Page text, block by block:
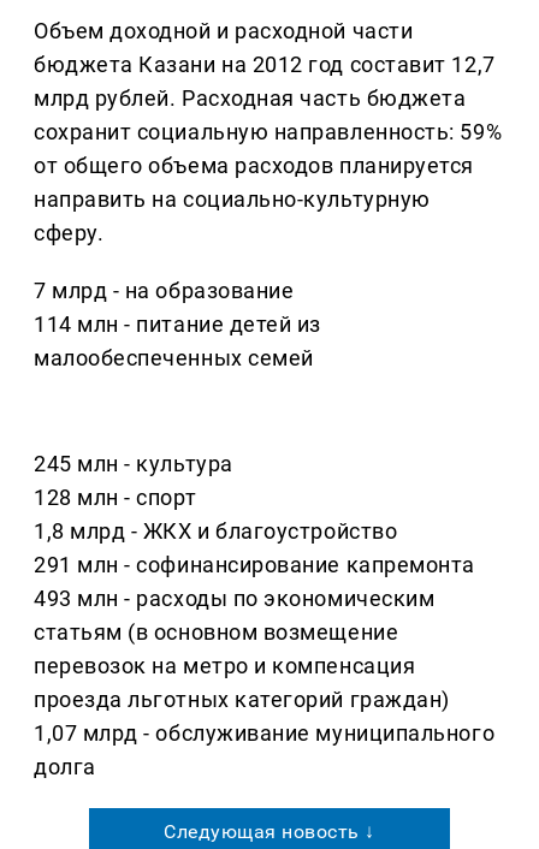
Объем доходной и расходной части
бюджета Казани на 2012 год составит 12,7
млрд рублей. Расходная часть бюджета
сохранит социальную направленность: 59%
от общего объема расходов планируется
направить на социально-культурную
сферу.
7 млрд - на образование
114 млн - питание детей из
малообеспеченных семей
245 млн - культура
128 млн - спорт
1,8 млрд - ЖКХ и благоустройство
291 млн - софинансирование капремонта
493 млн - расходы по экономическим
статьям (в основном возмещение
перевозок на метро и компенсация
проезда льготных категорий граждан)
1,07 млрд - обслуживание муниципального
долга
Следующая новость ↓